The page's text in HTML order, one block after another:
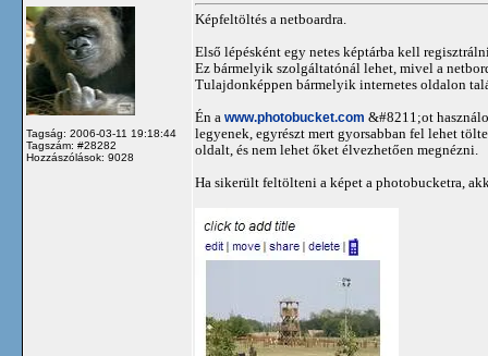
Tagság: 2006-03-11 19:18:44
Tagszám: #28282
Hozzászólások: 9028
Képfeltöltés a netboardra.
Első lépésként egy netes képtárba kell
Ez bármelyik szolgáltatónál lehet, mivel a
Tulajdonképpen bármelyik internetes oldalon
Én a www.photobucket.com &#8211;ot
legyenek, egyrészt mert gyorsabban fel lehet
oldalt, és nem lehet őket élvezhetően megnézni.
Ha sikerült feltölteni a képet a photobucketra,